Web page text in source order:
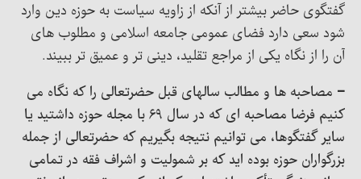
گفتگوی حاضر بیشتر از آنکه از زاویه سیاست به حوزه دین وارد
شود سعی دارد فضای عمومی جامعه اسلامی و مطلوب های
آن را از نگاه یکی از مراجع تقلید، دینی تر و عمیق تر ببیند.
– مصاحبه ها و مطالب سالهای قبل حضرتعالی را که نگاه می
کنیم فرضا مصاحبه ای که در سال ۶۹ با مجله حوزه داشتید یا
سایر گفتگوها، می توانیم نتیجه بگیریم که حضرتعالی از جمله
بزرگواران حوزه بوده اید که بر شمولیت و اشراف فقه در تمامی